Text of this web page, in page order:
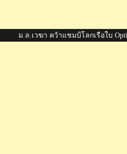
ม.ล.เวฆา คว้าแชมป์โลกเรือใบ